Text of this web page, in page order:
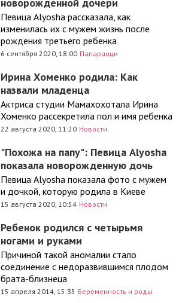
Певица Alyosha рассказала, как
изменилась их с мужем жизнь после
рождения третьего ребенка
6 сентября 2020, 18:00 Папарацци
Ирина Хоменко родила: Как
назвали младенца
Актриса студии Мамахохотала Ирина
Хоменко рассекретила пол и имя ребенка
22 августа 2020, 11:20 Новости
"Похожа на папу": Певица Alyosha
показала новорожденную дочь
Певица Alyosha показала фото с мужем
и дочкой, которую родила в Киеве
15 августа 2020, 10:54 Новости
Ребенок родился с четырьмя
ногами и руками
Причиной такой аномалии стало
соединение с недоразвившимся плодом
брата-близнеца
15 апреля 2014, 15:35 Беременность и роды